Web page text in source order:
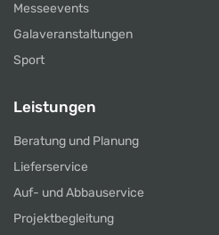
Messeevents
Galaveranstaltungen
Sport
Leistungen
Beratung und Planung
Lieferservice
Auf- und Abbauservice
Projektbegleitung